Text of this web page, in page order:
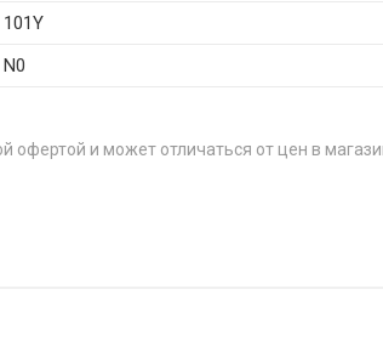
101Y
N0
офертой и может отличаться от цен в